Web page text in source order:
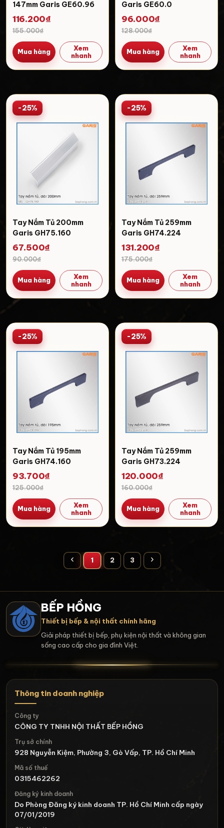
147mm Garis GE60.96
116.200₫
155.000₫
Mua hàng
Xem
nhanh
Garis GE60.0
96.000₫
128.000₫
Mua hàng
Xem
nhanh
-25%
Tay Nắm Tủ 200mm
Garis GH75.160
67.500₫
90.000₫
Mua hàng
Xem
nhanh
-25%
Tay Nắm Tủ 259mm
Garis GH74.224
131.200₫
175.000₫
Mua hàng
Xem
nhanh
-25%
Tay Nắm Tủ 195mm
Garis GH74.160
93.700₫
125.000₫
Mua hàng
Xem
nhanh
-25%
Tay Nắm Tủ 259mm
Garis GH73.224
120.000₫
160.000₫
Mua hàng
Xem
nhanh
1 2 3
BẾP HỒNG
Thiết bị bếp & nội thất chính hãng
Giải pháp thiết bị bếp, phụ kiện nội thất và không gian
sống cao cấp cho gia đình Việt.
Thông tin doanh nghiệp
Công ty
CÔNG TY TNHH NỘI THẤT BẾP HỒNG
Trụ sở chính
928 Nguyễn Kiệm, Phường 3, Gò Vấp, TP. Hồ Chí Minh
Mã số thuế
0315462262
Đăng ký kinh doanh
Do Phòng Đăng ký kinh doanh TP. Hồ Chí Minh cấp ngày
07/01/2019